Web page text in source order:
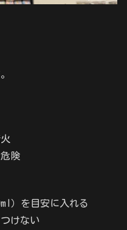
険
）を目安に入れる
けない